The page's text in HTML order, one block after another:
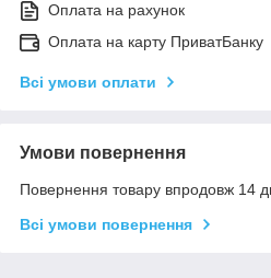
Оплата на рахунок
Оплата на карту ПриватБанку
Всі умови оплати
Умови повернення
Повернення товару впродовж 14
Всі умови повернення